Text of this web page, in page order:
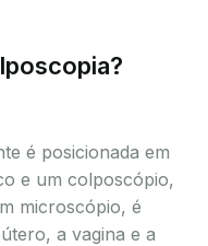
é posicionada em
e um colposcópio,
microscópio, é
a vagina e a